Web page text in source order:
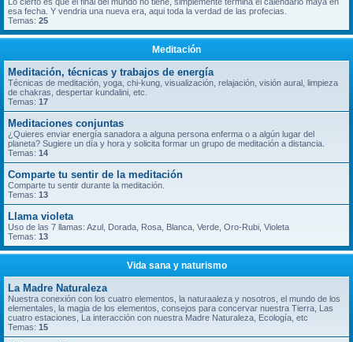
esa fecha. Y vendria una nueva era, aqui toda la verdad de las profecias.
Temas: 25
Meditación
Meditación, técnicas y trabajos de energía
Técnicas de meditación, yoga, chi-kung, visualización, relajación, visión aural, limpieza
de chakras, despertar kundalini, etc.
Temas: 17
Meditaciones conjuntas
¿Quieres enviar energía sanadora a alguna persona enferma o a algún lugar del
planeta? Sugiere un día y hora y solicita formar un grupo de meditación a distancia.
Temas: 14
Comparte tu sentir de la meditación
Comparte tu sentir durante la meditación.
Temas: 13
Llama violeta
Uso de las 7 llamas: Azul, Dorada, Rosa, Blanca, Verde, Oro-Rubi, Violeta
Temas: 13
Vida sana y naturismo
La Madre Naturaleza
Nuestra conexión con los cuatro elementos, la naturaaleza y nosotros, el mundo de los
elementales, la magia de los elementos, consejos para concervar nuestra Tierra, Las
cuatro estaciones, La interacción con nuestra Madre Naturaleza, Ecología, etc
Temas: 15